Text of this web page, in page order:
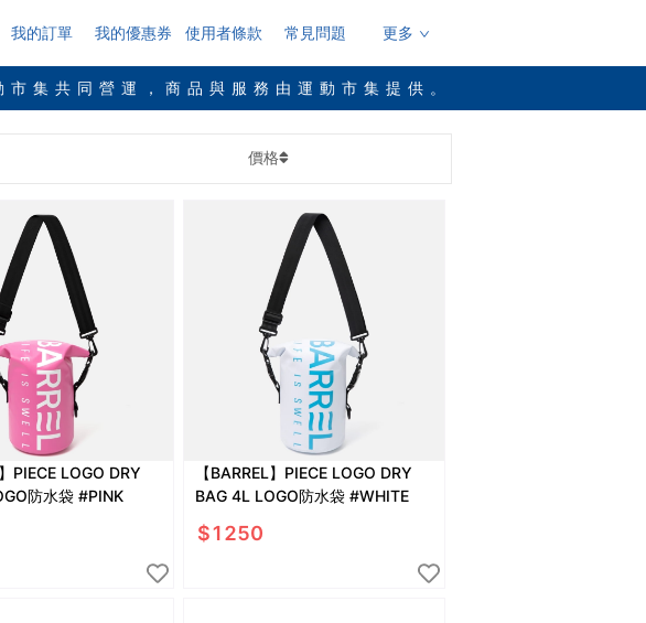
我的訂單 我的優惠券 使用者條款 常見問題 更多
市集共同營運，商品與服務由運動市集提供。
價格
PIECE LOGO DRY
防水袋 #PINK
【BARREL】PIECE LOGO DRY
BAG 4L LOGO防水袋 #WHITE
$1250